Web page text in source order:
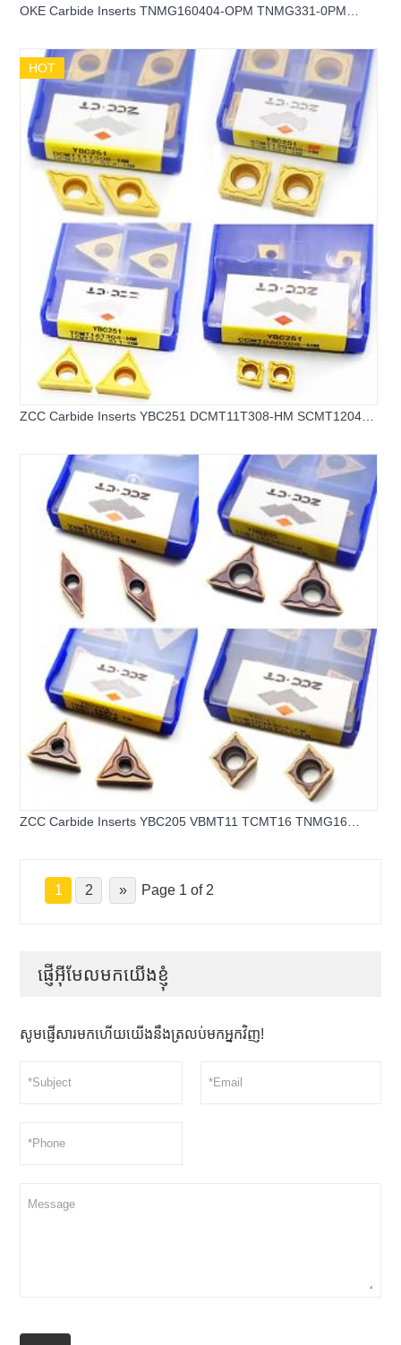
OKE Carbide Inserts TNMG160404-OPM TNMG331-0PM
HOT
ZCC Carbide Inserts YBC251 DCMT11T308-HM SCMT120408-
Turning Inserts
ZCC Carbide Inserts YBC205 VBMT11 TCMT16 TNMG16
1 2 » Page 1 of 2
ផ្ញើអ៊ីមែលមកយើងខ្ញុំ
សូមផ្ញើសារមកហើយយើងនឹងត្រលប់មកអ្នកវិញ!